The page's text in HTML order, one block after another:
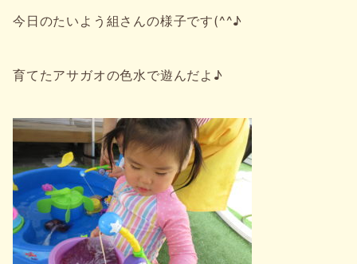
今日のたいよう組さんの様子です(^^♪
育てたアサガオの色水で遊んだよ♪